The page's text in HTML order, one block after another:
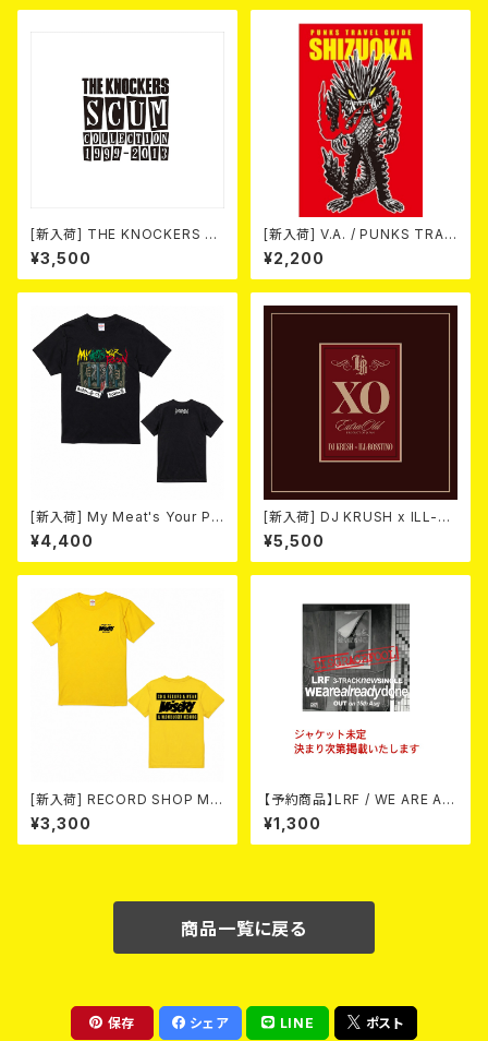
[新入荷] THE KNOCKERS 『S
CUM COLLECTION 1999
～2013』(2xCD)
¥3,500
[新入荷] V.A. / PUNKS TRAV
EL GUIDE SHIZUOKA (CD)
¥2,200
[新入荷] My Meat's Your Po
ison -あんたにゃ毒でもオイラ
にゃ薬- / BLACK T-shirt (S
～XL)
¥4,400
[新入荷] DJ KRUSH x ILL-B
OSSTINO / XO (2CD)(限定
盤)
¥5,500
[新入荷] RECORD SHOP MIS
ERY / 33th anniversary T-s
hirts (yellow ①)
¥3,300
【予約商品】LRF / WE ARE AL
READY DONE (CD) 【8月15日
発売】
¥1,300
商品一覧に戻る
保存 シェア LINE ポスト